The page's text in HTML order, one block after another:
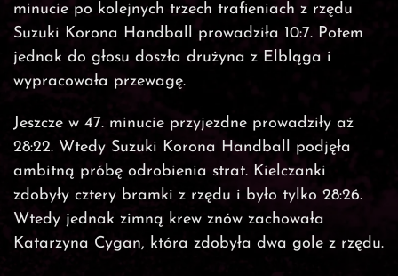
minucie po kolejnych trzech trafieniach z rzędu
Suzuki Korona Handball prowadziła 10:7. Potem
jednak do głosu doszła drużyna z Elbląga i
wypracowała przewagę.
Jeszcze w 47. minucie przyjezdne prowadziły aż
28:22. Wtedy Suzuki Korona Handball podjęła
ambitną próbę odrobienia strat. Kielczanki
zdobyły cztery bramki z rzędu i było tylko 28:26.
Wtedy jednak zimną krew znów zachowała
Katarzyna Cygan, która zdobyła dwa gole z rzędu.